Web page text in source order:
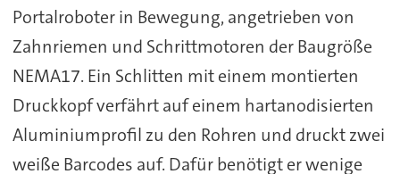
Portalroboter in Bewegung, angetrieben von
Zahnriemen und Schrittmotoren der Baugröße
NEMA17. Ein Schlitten mit einem montierten
Druckkopf verfährt auf einem hartanodisierten
Aluminiumprofil zu den Rohren und druckt zwei
weiße Barcodes auf. Dafür benötigt er wenige